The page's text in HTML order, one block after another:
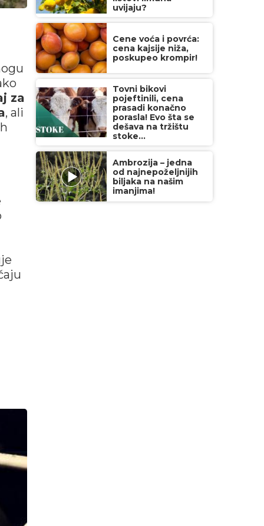
za
, ali
uvijaju?
Cene voća i povrća:
cena kajsije niža,
poskupeo krompir!
Tovni bikovi
pojeftinili, cena
prasadi konačno
porasla! Evo šta se
dešava na tržištu
stoke...
Ambrozija – jedna
od najnepoželjnijih
biljaka na našim
imanjima!